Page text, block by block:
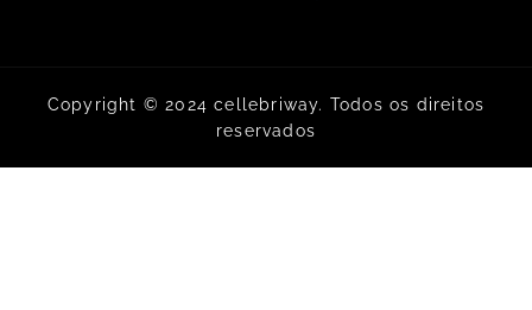
Copyright © 2024 cellebriway. Todos os direitos
reservados